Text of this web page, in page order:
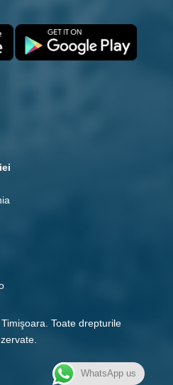
Toate drepturile
WhatsApp us